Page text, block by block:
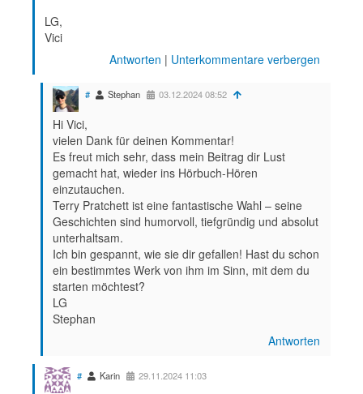
LG,
Vici
Antworten | Unterkommentare verbergen
# Stephan 03.12.2024 08:52
Hi Vici,
vielen Dank für deinen Kommentar!
Es freut mich sehr, dass mein Beitrag dir Lust
gemacht hat, wieder ins Hörbuch-Hören
einzutauchen.
Terry Pratchett ist eine fantastische Wahl – seine
Geschichten sind humorvoll, tiefgründig und absolut
unterhaltsam.
Ich bin gespannt, wie sie dir gefallen! Hast du schon
ein bestimmtes Werk von ihm im Sinn, mit dem du
starten möchtest?
LG
Stephan
Antworten
# Karin 29.11.2024 11:03